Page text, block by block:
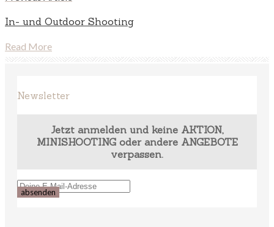
In- und Outdoor Shooting
Read More
Newsletter
Jetzt anmelden und keine AKTION,
MINISHOOTING oder andere ANGEBOTE
verpassen.